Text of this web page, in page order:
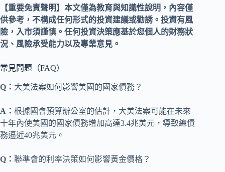
【重要免責聲明】本文僅為教育與知識性說明，內容僅
供參考，不構成任何形式的投資建議或勸誘。投資有風
險，入市須謹慎。任何投資決策應基於您個人的財務狀
況、風險承受能力以及專業意見。
常見問題（FAQ）
Q： 大美法案如何影響美國的國家債務？
A： 根據國會預算辦公室的估計，大美法案可能在未來
十年內使美國的國家債務增加高達3.4兆美元，導致總債
務逼近40兆美元。
Q： 聯準會的利率決策如何影響黃金價格？